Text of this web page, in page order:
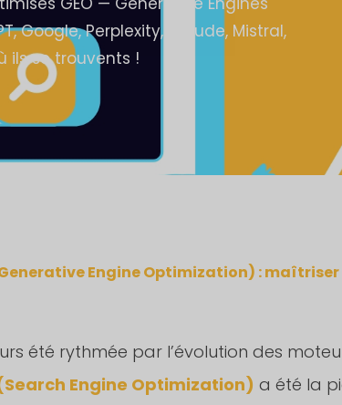
Google, Perplexity, Claude, Mistral,
ils se trouvents !
Engine Optimization) :
été rythmée par l’évolution des
(Search Engine Optimization) a été la